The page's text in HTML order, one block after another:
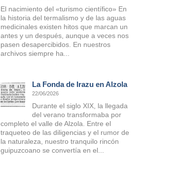
El nacimiento del «turismo científico» En
la historia del termalismo y de las aguas
medicinales existen hitos que marcan un
antes y un después, aunque a veces nos
pasen desapercibidos. En nuestros
archivos siempre ha...
La Fonda de Irazu en Alzola
22/06/2026
Durante el siglo XIX, la llegada
del verano transformaba por
completo el valle de Alzola. Entre el
traqueteo de las diligencias y el rumor de
la naturaleza, nuestro tranquilo rincón
guipuzcoano se convertía en el...